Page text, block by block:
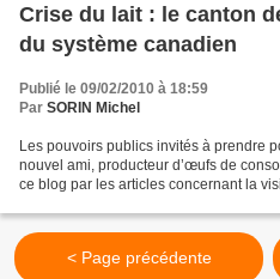
Crise du lait : le canton
du système canadien
Publié le 09/02/2010 à 18:59
Par SORIN Michel
Les pouvoirs publics invités à prendre
nouvel ami, producteur d’œufs de
ce blog par les articles concernant la
< Page précédente